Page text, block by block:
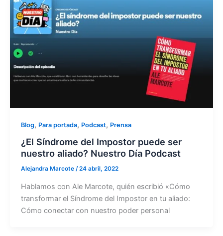
Blog, Para portada, Podcast, Prensa
¿El Síndrome del Impostor puede ser
nuestro aliado? Nuestro Día Podcast
Alejandra Marcote /24 abril, 2022
Hablamos con Ale Marcote, quién escribió «Cómo
transformar el Síndrome del Impostor en tu aliado:
Cómo conectar con nuestro poder personal